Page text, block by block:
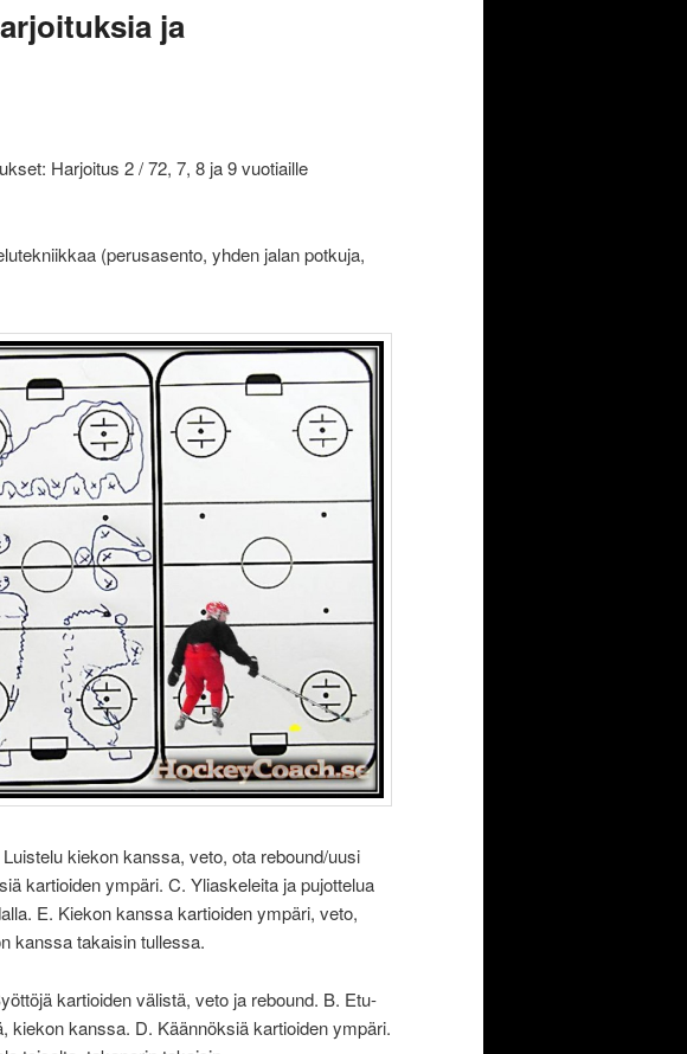
ja
Harjoitus 2 / 72, 7, 8 ja 9 vuotiaille
(perusasento, yhden jalan potkuja,
Luistelu kiekon kanssa, veto, ota rebound/uusi
kartioiden ympäri. C. Yliaskeleita ja pujottelua
E. Kiekon kanssa kartioiden ympäri, veto,
kanssa takaisin tullessa.
kartioiden välistä, veto ja rebound. B. Etu-
kiekon kanssa. D. Käännöksiä kartioiden ympäri.